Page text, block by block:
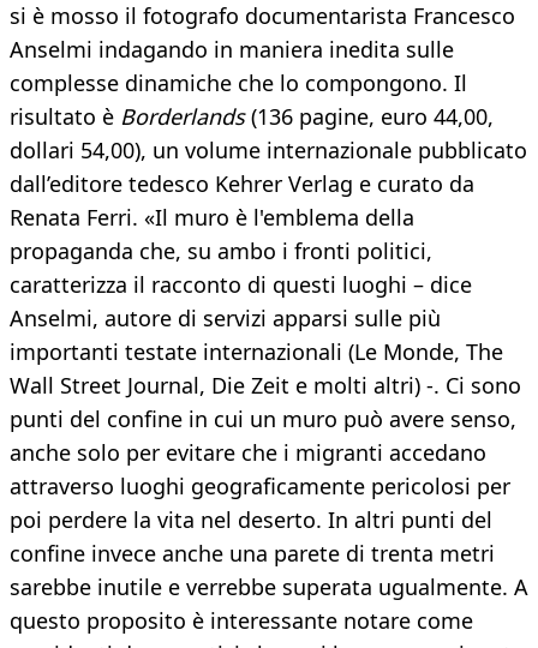
si è mosso il fotografo documentarista Francesco
Anselmi indagando in maniera inedita sulle
complesse dinamiche che lo compongono. Il
risultato è Borderlands(136 pagine, euro 44,00,
dollari 54,00), un volume internazionale pubblicato
dall’editore tedesco Kehrer Verlag e curato da
Renata Ferri. «Il muro è l'emblema della
propaganda che, su ambo i fronti politici,
caratterizza il racconto di questi luoghi – dice
Anselmi, autore di servizi apparsi sulle più
importanti testate internazionali (Le Monde, The
Wall Street Journal, Die Zeit e molti altri) -. Ci sono
punti del confine in cui un muro può avere senso,
anche solo per evitare che i migranti accedano
attraverso luoghi geograficamente pericolosi per
poi perdere la vita nel deserto. In altri punti del
confine invece anche una parete di trenta metri
sarebbe inutile e verrebbe superata ugualmente. A
questo proposito è interessante notare come